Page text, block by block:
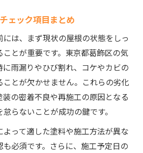
ェック項目まとめ
は、まず現状の屋根の状態をしっ
とが重要です。東京都葛飾区の気
雨漏りやひび割れ、コケやカビの
とが欠かせません。これらの劣化
の密着不良や再施工の原因となる
らないことが成功の鍵です。
よって適した塗料や施工方法が異な
必須です。さらに、施工予定日の